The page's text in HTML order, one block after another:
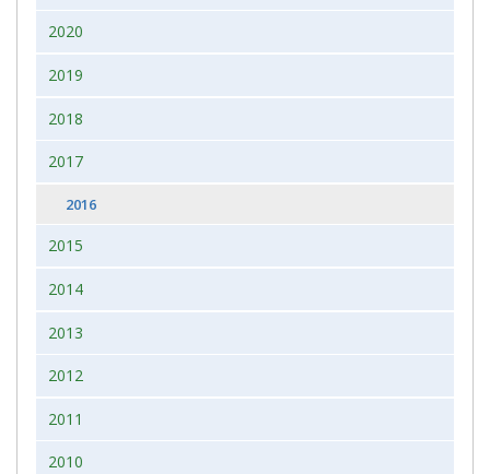
2020
2019
2018
2017
2016
2015
2014
2013
2012
2011
2010